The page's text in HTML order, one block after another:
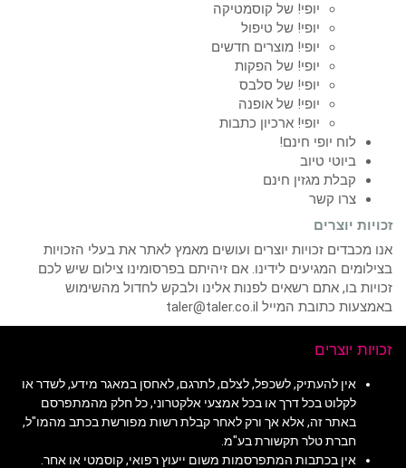
יופי! של קוסמטיקה
יופי! של טיפול
יופי! מוצרים חדשים
יופי! של הפקות
יופי! של סלבס
יופי! של אופנה
יופי! ארכיון כתבות
לוח יופי חינם!
ביוטי טיוב
קבלת מגזין חינם
צרו קשר
זכויות יוצרים
אנו מכבדים זכויות יוצרים ועושים מאמץ לאתר את בעלי הזכויות
בצילומים המגיעים לידינו. אם זיהיתם בפרסומינו צילום שיש לכם
זכויות בו, אתם רשאים לפנות אלינו ולבקש לחדול מהשימוש
באמצעות כתובת המייל taler@taler.co.il
זכויות יוצרים
אין להעתיק, לשכפל, לצלם, לתרגם, לאחסן במאגר מידע, לשדר או
לקלוט בכל דרך או בכל אמצעי אלקטרוני, כל חלק מהמתפרסם
באתר זה, אלא אך ורק לאחר קבלת רשות מפורשת בכתב מהמו"ל,
חברת טלר תקשורת בע"מ.
אין בכתבות המתפרסמות משום ייעוץ רפואי, קוסמטי או אחר.